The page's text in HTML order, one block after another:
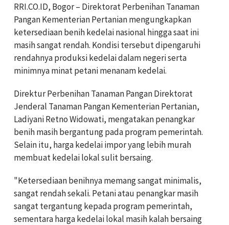
RRI.CO.ID, Bogor – Direktorat Perbenihan Tanaman
Pangan Kementerian Pertanian mengungkapkan
ketersediaan benih kedelai nasional hingga saat ini
masih sangat rendah. Kondisi tersebut dipengaruhi
rendahnya produksi kedelai dalam negeri serta
minimnya minat petani menanam kedelai.
Direktur Perbenihan Tanaman Pangan Direktorat
Jenderal Tanaman Pangan Kementerian Pertanian,
Ladiyani Retno Widowati, mengatakan penangkar
benih masih bergantung pada program pemerintah.
Selain itu, harga kedelai impor yang lebih murah
membuat kedelai lokal sulit bersaing.
"Ketersediaan benihnya memang sangat minimalis,
sangat rendah sekali. Petani atau penangkar masih
sangat tergantung kepada program pemerintah,
sementara harga kedelai lokal masih kalah bersaing